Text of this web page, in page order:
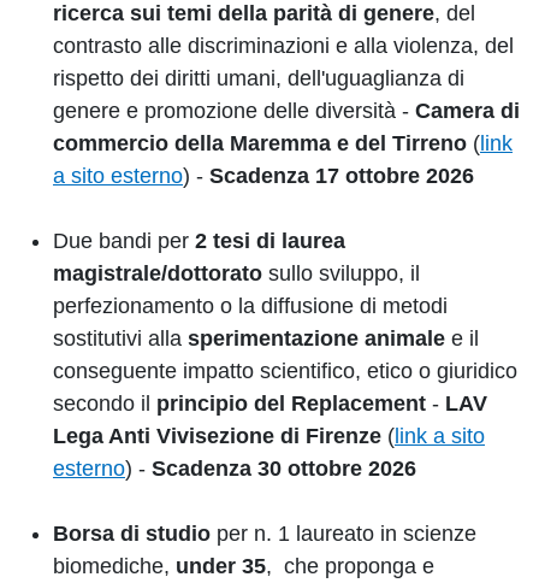
ricerca sui temi della parità di genere, del
contrasto alle discriminazioni e alla violenza, del
rispetto dei diritti umani, dell'uguaglianza di
genere e promozione delle diversità - Camera di
commercio della Maremma e del Tirreno ( link
a sito esterno) - Scadenza 17 ottobre 2026
Due bandi per 2 tesi di laurea
magistrale/dottorato sullo sviluppo, il
perfezionamento o la diffusione di metodi
sostitutivi alla sperimentazione animale e il
conseguente impatto scientifico, etico o giuridico
secondo il principio del Replacement - LAV
Lega Anti Vivisezione di Firenze ( link a sito
esterno) - Scadenza 30 ottobre 2026
Borsa di studio per n. 1 laureato in scienze
biomediche, under 35, che proponga e